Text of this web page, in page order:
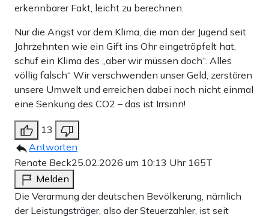
erkennbarer Fakt, leicht zu berechnen.
Nur die Angst vor dem Klima, die man der Jugend seit
Jahrzehnten wie ein Gift ins Ohr eingetröpfelt hat,
schuf ein Klima des „aber wir müssen doch“. Alles
völlig falsch“ Wir verschwenden unser Geld, zerstören
unsere Umwelt und erreichen dabei noch nicht einmal
eine Senkung des CO2 – das ist Irrsinn!
13
Antworten
Renate Beck25.02.2026 um 10:13 Uhr 165T
Melden
Die Verarmung der deutschen Bevölkerung, nämlich
der Leistungsträger, also der Steuerzahler, ist seit